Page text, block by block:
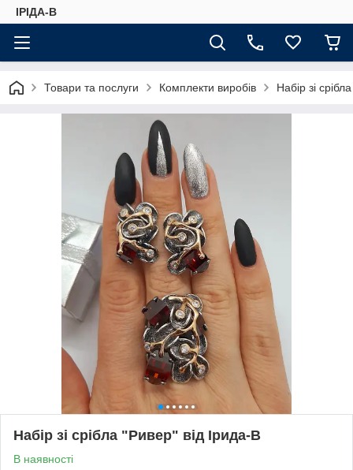
ІРІДА-В
Товари та послуги Комплекти виробів Набір зі
Набір зі срібла "Ривер" від Ірида-В
В наявності